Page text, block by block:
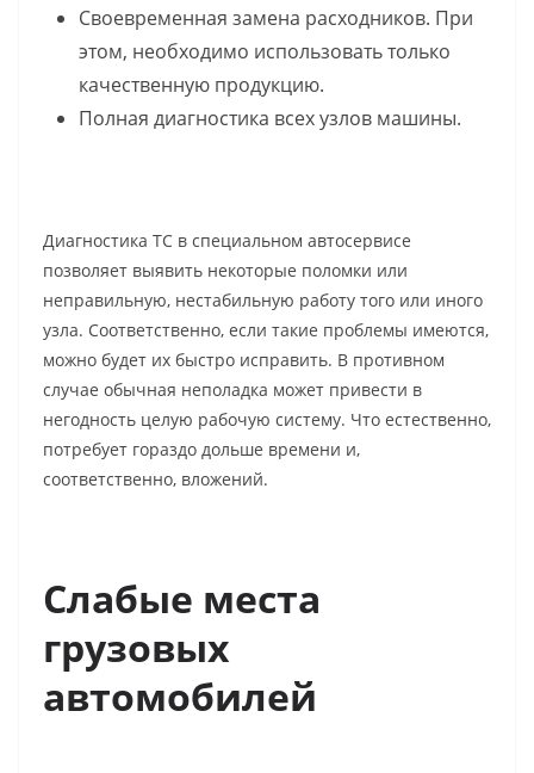
Своевременная замена расходников. При
этом, необходимо использовать только
качественную продукцию.
Полная диагностика всех узлов машины.
Диагностика ТС в специальном автосервисе
позволяет выявить некоторые поломки или
неправильную, нестабильную работу того или иного
узла. Соответственно, если такие проблемы имеются,
можно будет их быстро исправить. В противном
случае обычная неполадка может привести в
негодность целую рабочую систему. Что естественно,
потребует гораздо дольше времени и,
соответственно, вложений.
Слабые места
грузовых
автомобилей